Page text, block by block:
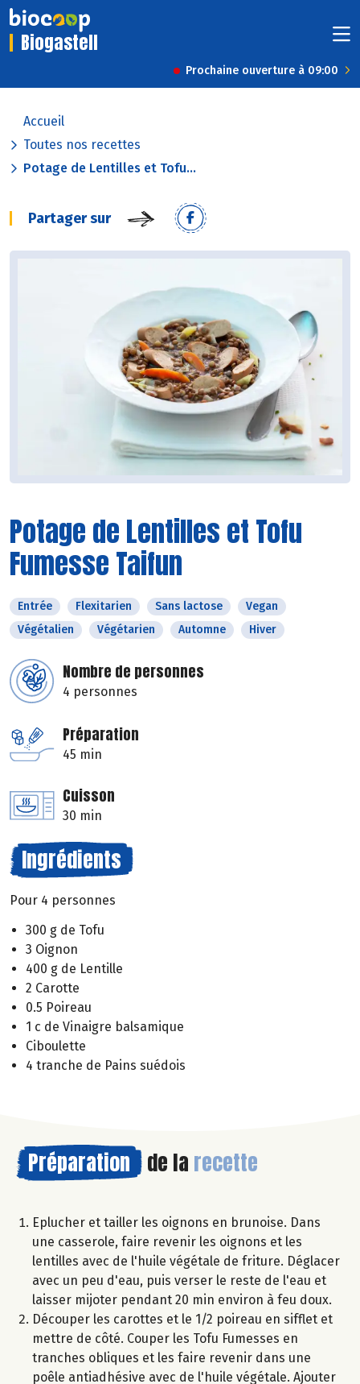
Biogastell
Prochaine ouverture à 09:00
Accueil
Toutes nos recettes
Potage de Lentilles et Tofu...
Partager sur
Potage de Lentilles et Tofu
Fumesse Taifun
Entrée Flexitarien Sans lactose
Vegan
Végétalien
Végétarien Automne Hiver
Nombre de personnes
4 personnes
Préparation
45 min
Cuisson
30 min
Ingrédients
Pour 4 personnes
300 g de Tofu
3 Oignon
400 g de Lentille
2 Carotte
0.5 Poireau
1 c de Vinaigre balsamique
Ciboulette
4 tranche de Pains suédois
Préparation de la recette
Eplucher et tailler les oignons en brunoise. Dans
une casserole, faire revenir les oignons et les
lentilles avec de l'huile végétale de friture. Déglacer
avec un peu d'eau, puis verser le reste de l'eau et
laisser mijoter pendant 20 min environ à feu doux.
Découper les carottes et le 1/2 poireau en sifflet et
mettre de côté. Couper les Tofu Fumesses en
tranches obliques et les faire revenir dans une
poêle antiadhésive avec de l'huile végétale. Ajouter